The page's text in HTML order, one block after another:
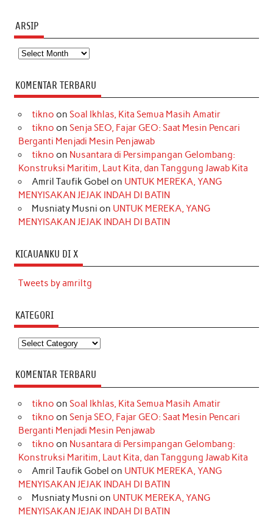
ARSIP
Arsip
KOMENTAR TERBARU
tikno on Soal Ikhlas, Kita Semua Masih Amatir
tikno on Senja SEO, Fajar GEO: Saat Mesin Pencari
Berganti Menjadi Mesin Penjawab
tikno on Nusantara di Persimpangan Gelombang:
Konstruksi Maritim, Laut Kita, dan Tanggung Jawab Kita
Amril Taufik Gobel on UNTUK MEREKA, YANG
MENYISAKAN JEJAK INDAH DI BATIN
Musniaty Musni on UNTUK MEREKA, YANG
MENYISAKAN JEJAK INDAH DI BATIN
KICAUANKU DI X
Tweets by amriltg
KATEGORI
Kategori
KOMENTAR TERBARU
tikno on Soal Ikhlas, Kita Semua Masih Amatir
tikno on Senja SEO, Fajar GEO: Saat Mesin Pencari
Berganti Menjadi Mesin Penjawab
tikno on Nusantara di Persimpangan Gelombang:
Konstruksi Maritim, Laut Kita, dan Tanggung Jawab Kita
Amril Taufik Gobel on UNTUK MEREKA, YANG
MENYISAKAN JEJAK INDAH DI BATIN
Musniaty Musni on UNTUK MEREKA, YANG
MENYISAKAN JEJAK INDAH DI BATIN